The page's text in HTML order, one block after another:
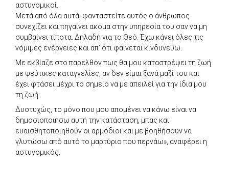
αστυνομικοί.
Μετά από όλα αυτά, φανταστείτε αυτός ο άνθρωπος
συνεχίζει και πηγαίνει ακόμα στην υπηρεσία του σαν να μη
συμβαίνει τίποτα. Δηλαδή για το Θεό. Έχω κάνει όλες τις
νόμιμες ενέργειες και απ’ ότι φαίνεται κινδυνεύω.
Με εκβίαζε στο παρελθόν πως θα μου καταστρέψει τη ζωή
με ψεύτικες καταγγελίες, αν δεν είμαι ξανά μαζί του και
έχει φτάσει μέχρι το σημείο να με απειλεί για την ίδια μου
τη ζωή.
Δυστυχώς, το μόνο που μου απομένει να κάνω είναι να
δημοσιοποιήσω αυτή την κατάσταση, μπας και
ευαισθητοποιηθούν οι αρμόδιοι και με βοηθήσουν να
γλυτώσω από αυτό το μαρτύριο που περνάω», αναφέρει η
αστυνομικός.